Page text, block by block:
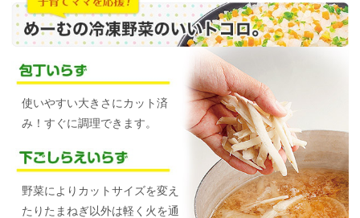
使いやすい大きさにカット済
み！すぐに調理できます。
野菜によりカットサイズを変え
たりたまねぎ以外は軽く火を通